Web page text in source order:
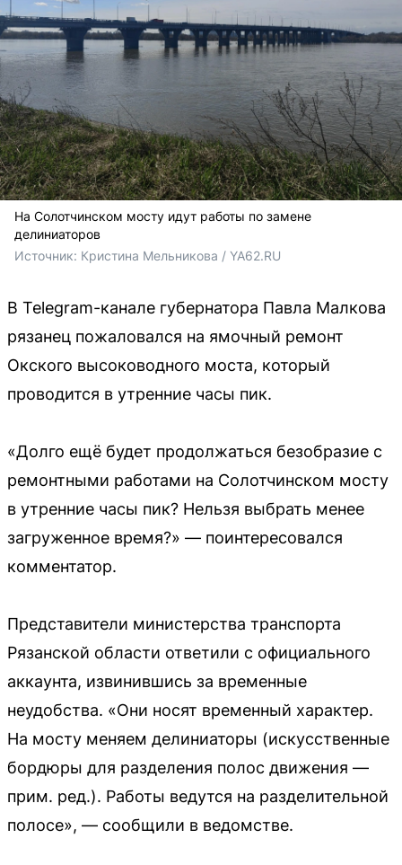
На Солотчинском мосту идут работы по замене
делиниаторов
Источник: Кристина Мельникова / YA62.RU
В Telegram-канале губернатора Павла Малкова
рязанец пожаловался на ямочный ремонт
Окского высоководного моста, который
проводится в утренние часы пик.
«Долго ещё будет продолжаться безобразие с
ремонтными работами на Солотчинском мосту
в утренние часы пик? Нельзя выбрать менее
загруженное время?» — поинтересовался
комментатор.
Представители министерства транспорта
Рязанской области ответили с официального
аккаунта, извинившись за временные
неудобства. «Они носят временный характер.
На мосту меняем делиниаторы (искусственные
бордюры для разделения полос движения —
прим. ред.). Работы ведутся на разделительной
полосе», — сообщили в ведомстве.